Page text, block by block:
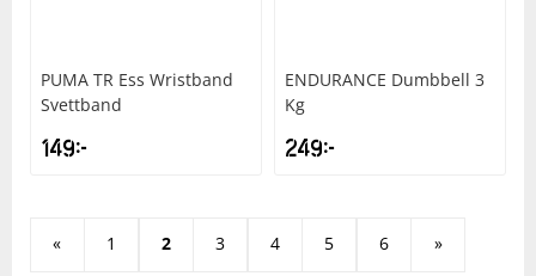
PUMA TR Ess Wristband
Svettband
149kr
ENDURANCE Dumbbell 3
Kg
249kr
« 1 2 3 4 5 6 »